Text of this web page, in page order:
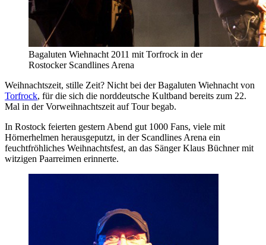
Bagaluten Wiehnacht 2011 mit Torfrock in der
Rostocker Scandlines Arena
Weihnachtszeit, stille Zeit? Nicht bei der Bagaluten Wiehnacht von
Torfrock, für die sich die norddeutsche Kultband bereits zum 22.
Mal in der Vorweihnachtszeit auf Tour begab.
In Rostock feierten gestern Abend gut 1000 Fans, viele mit
Hörnerhelmen herausgeputzt, in der Scandlines Arena ein
feuchtfröhliches Weihnachtsfest, an das Sänger Klaus Büchner mit
witzigen Paarreimen erinnerte.